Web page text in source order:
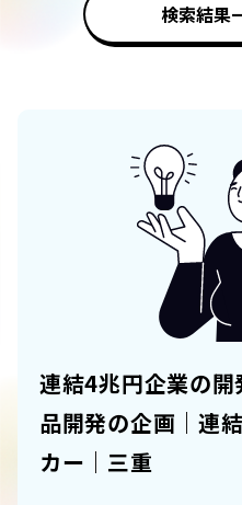
検索結果
連結4兆円企業の
品開発の企画｜連
カー｜三重